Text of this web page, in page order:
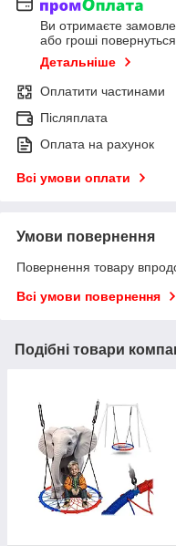
Ви отримаєте
або гроші
Детальніше
Оплатити частинами
Післяплата
Оплата на рахунок
Всі умови оплати
Умови повернення
Повернення товару
Всі умови повернення
Подібні товари